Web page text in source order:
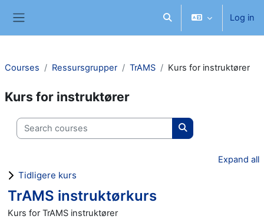
Toggle search inputLog in
Courses Ressursgrupper TrAMS Kurs for instruktører
Kurs for instruktører
Search courses
Search courses
Expand all
Tidligere kurs
TrAMS instruktørkurs
Kurs for TrAMS instruktører